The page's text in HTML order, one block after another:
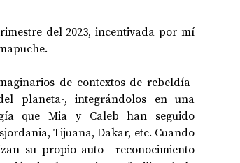
del 2023, incentivada por mí
de contextos de rebeldía-
planeta-, integrándolos en una
que Mia y Caleb han seguido
Tijuana, Dakar, etc. Cuando
su propio auto –reconocimiento